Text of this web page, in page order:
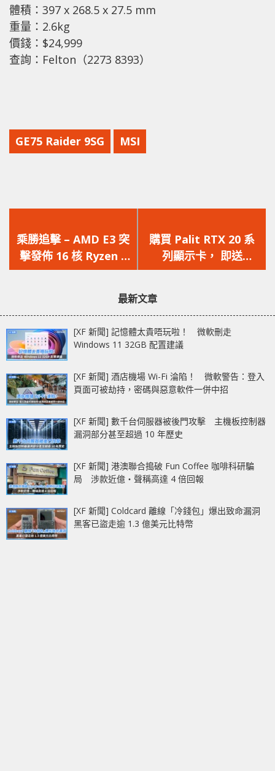
體積：397 x 268.5 x 27.5 mm
重量：2.6kg
價錢：$24,999
查詢：Felton（2273 8393）
GE75 Raider 9SG MSI
一
篇
文
乘勝追擊 – AMD E3 突
擊發佈 16 核 Ryzen 9
3950X 處理器以及
一
篇
文
購買 Palit RTX 20 系
列顯示卡， 即送
《Wolfenstein:
最新文章
[XF 新聞] 記憶體太貴唔玩啦！ 微軟刪走
Windows 11 32GB 配置建議
[XF 新聞] 酒店機場 Wi-Fi 淪陷！ 微軟警告：登入
頁面可被劫持，密碼與惡意軟件一併中招
[XF 新聞] 數千台伺服器被後門攻擊 主機板控制器
漏洞部分甚至超過 10 年歷史
[XF 新聞] 港澳聯合搗破 Fun Coffee 咖啡科研騙
局 涉款近億‧聲稱高達 4 倍回報
[XF 新聞] Coldcard 離線「冷錢包」爆出致命漏洞
黑客已盜走逾 1.3 億美元比特幣